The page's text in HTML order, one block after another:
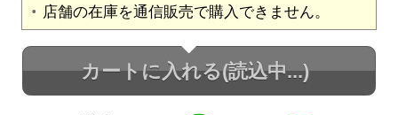
店舗の在庫を通信販売で購入できません。
カートに入れる(読込中...)